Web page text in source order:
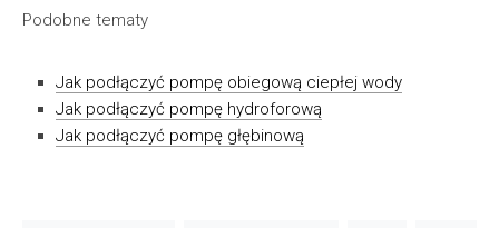
Podobne tematy
Jak podłączyć pompę obiegową ciepłej wody
Jak podłączyć pompę hydroforową
Jak podłączyć pompę głębinową